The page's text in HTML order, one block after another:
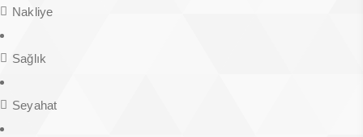
Nakliye
Sağlık
Seyahat